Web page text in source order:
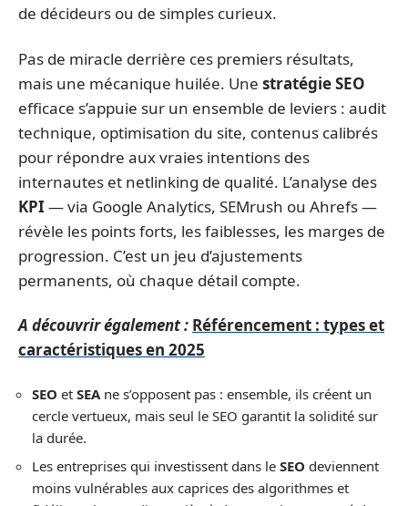
de décideurs ou de simples curieux.
Pas de miracle derrière ces premiers résultats,
mais une mécanique huilée. Une stratégie SEO
efficace s’appuie sur un ensemble de leviers : audit
technique, optimisation du site, contenus calibrés
pour répondre aux vraies intentions des
internautes et netlinking de qualité. L’analyse des
KPI — via Google Analytics, SEMrush ou Ahrefs —
révèle les points forts, les faiblesses, les marges de
progression. C’est un jeu d’ajustements
permanents, où chaque détail compte.
A découvrir également : Référencement : types et
caractéristiques en 2025
SEO et SEA ne s’opposent pas : ensemble, ils créent un
cercle vertueux, mais seul le SEO garantit la solidité sur
la durée.
Les entreprises qui investissent dans le SEO deviennent
moins vulnérables aux caprices des algorithmes et